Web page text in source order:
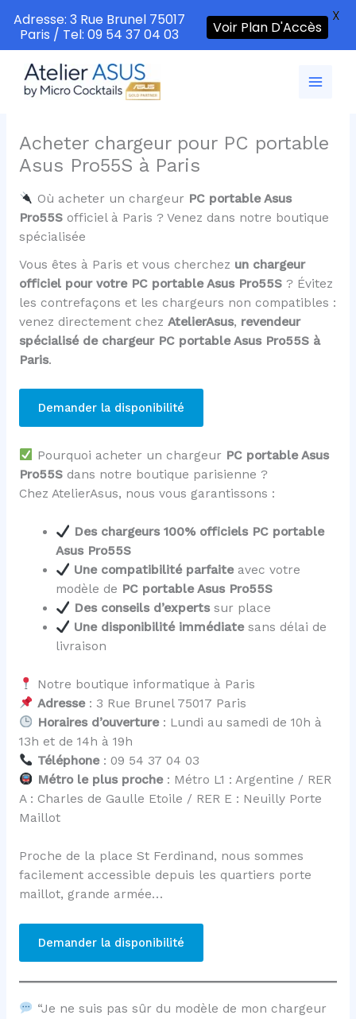
contenu
Acheter chargeur pour PC portable
Asus Pro55S à Paris
Où acheter un chargeur PC portable Asus
Pro55Sofficiel à Paris ? Venez dans notre boutique
spécialisée
Vous êtes à Paris et vous cherchez un chargeur
officiel pour votre PC portable Asus Pro55S? Évitez
les contrefaçons et les chargeurs non compatibles :
venez directement chez AtelierAsus, revendeur
spécialisé de chargeur PC portable Asus Pro55S à
Paris.
Demander la disponibilité
Pourquoi acheter un chargeur PC portable Asus
Pro55Sdans notre boutique parisienne ?
Chez AtelierAsus, nous vous garantissons :
Des chargeurs 100% officiels PC portable
Asus Pro55S
Une compatibilité parfaiteavec votre
modèle de PC portable Asus Pro55S
Des conseils d’expertssur place
Une disponibilité immédiatesans délai de
livraison
Notre boutique informatique à Paris
Adresse: 3 Rue Brunel 75017 Paris
Horaires d’ouverture: Lundi au samedi de 10h à
13h et de 14h à 19h
Téléphone: 09 54 37 04 03
Métro le plus proche: Métro L1 : Argentine / RER
A : Charles de Gaulle Etoile / RER E : Neuilly Porte
Maillot
Proche de la place St Ferdinand, nous sommes
facilement accessible depuis les quartiers porte
maillot, grande armée…
Demander la disponibilité
“Je ne suis pas sûr du modèle de mon chargeur
Adresse: 3 Rue Brunel 75017
Paris / Tel: 09 54 37 04 03
Voir Plan D'Accès
X